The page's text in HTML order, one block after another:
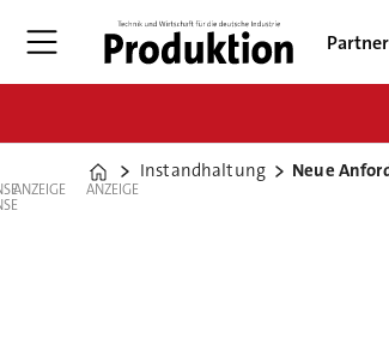
Home
Instandhaltung Neue
ANZEIGE ANZEIGE